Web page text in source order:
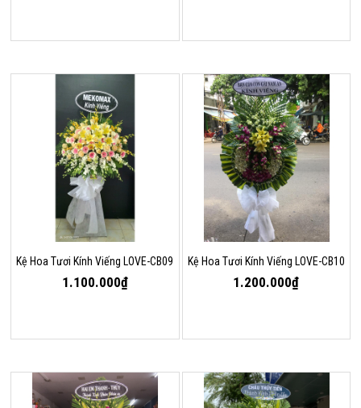
Kệ Hoa Tươi Kính Viếng LOVE-CB09
1.100.000₫
Kệ Hoa Tươi Kính Viếng LOVE-CB10
1.200.000₫